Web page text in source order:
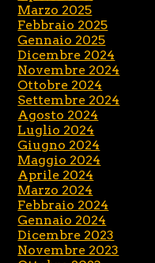
Marzo 2025
Febbraio 2025
Gennaio 2025
Dicembre 2024
Novembre 2024
Ottobre 2024
Settembre 2024
Agosto 2024
Luglio 2024
Giugno 2024
Maggio 2024
Aprile 2024
Marzo 2024
Febbraio 2024
Gennaio 2024
Dicembre 2023
Novembre 2023